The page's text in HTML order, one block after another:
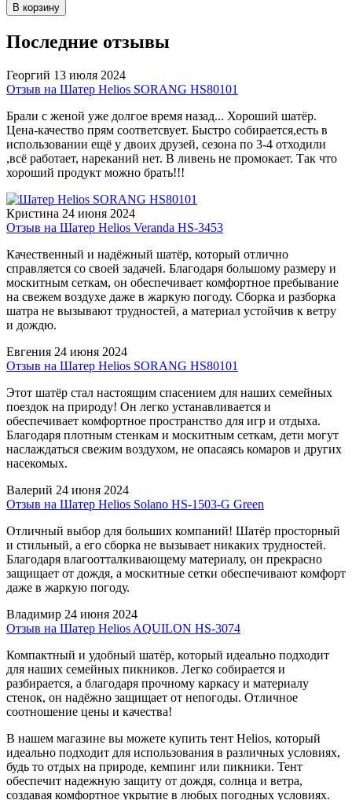
В корзину
Последние отзывы
Георгий 13 июля 2024
Отзыв на Шатер Helios SORANG HS80101
Брали с женой уже долгое время назад... Хороший шатёр.
Цена-качество прям соответсвует. Быстро собирается,есть в
использовании ещё у двоих друзей, сезона по 3-4 отходили
,всё работает, нареканий нет. В ливень не промокает. Так что
хороший продукт можно брать!!!
Кристина 24 июня 2024
Отзыв на Шатер Helios Veranda HS-3453
Качественный и надёжный шатёр, который отлично
справляется со своей задачей. Благодаря большому размеру и
москитным сеткам, он обеспечивает комфортное пребывание
на свежем воздухе даже в жаркую погоду. Сборка и разборка
шатра не вызывают трудностей, а материал устойчив к ветру
и дождю.
Евгения 24 июня 2024
Отзыв на Шатер Helios SORANG HS80101
Этот шатёр стал настоящим спасением для наших семейных
поездок на природу! Он легко устанавливается и
обеспечивает комфортное пространство для игр и отдыха.
Благодаря плотным стенкам и москитным сеткам, дети могут
наслаждаться свежим воздухом, не опасаясь комаров и других
насекомых.
Валерий 24 июня 2024
Отзыв на Шатер Helios Solano HS-1503-G Green
Отличный выбор для больших компаний! Шатёр просторный
и стильный, а его сборка не вызывает никаких трудностей.
Благодаря влагоотталкивающему материалу, он прекрасно
защищает от дождя, а москитные сетки обеспечивают комфорт
даже в жаркую погоду.
Владимир 24 июня 2024
Отзыв на Шатер Helios AQUILON HS-3074
Компактный и удобный шатёр, который идеально подходит
для наших семейных пикников. Легко собирается и
разбирается, а благодаря прочному каркасу и материалу
стенок, он надёжно защищает от непогоды. Отличное
соотношение цены и качества!
В нашем магазине вы можете купить тент Helios, который
идеально подходит для использования в различных условиях,
будь то отдых на природе, кемпинг или пикники. Тент
обеспечит надежную защиту от дождя, солнца и ветра,
создавая комфортное укрытие в любых погодных условиях.